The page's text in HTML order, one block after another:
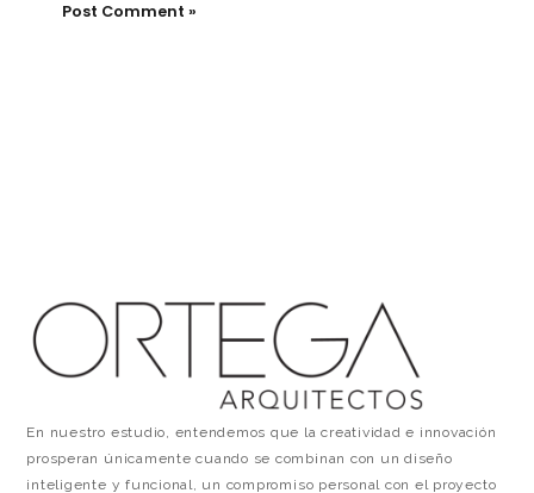
En nuestro estudio, entendemos que la creatividad e innovación
prosperan únicamente cuando se combinan con un diseño
inteligente y funcional, un compromiso personal con el proyecto